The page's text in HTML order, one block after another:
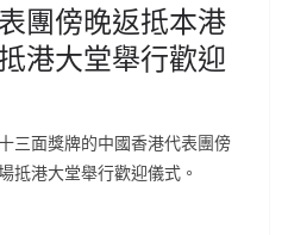
團傍晚返抵本港
港大堂舉行歡迎
三面獎牌的中國香港代表團傍
抵港大堂舉行歡迎儀式。